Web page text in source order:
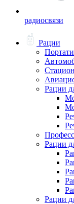
радиосвязи
Рации
Рации
Рации
Рации